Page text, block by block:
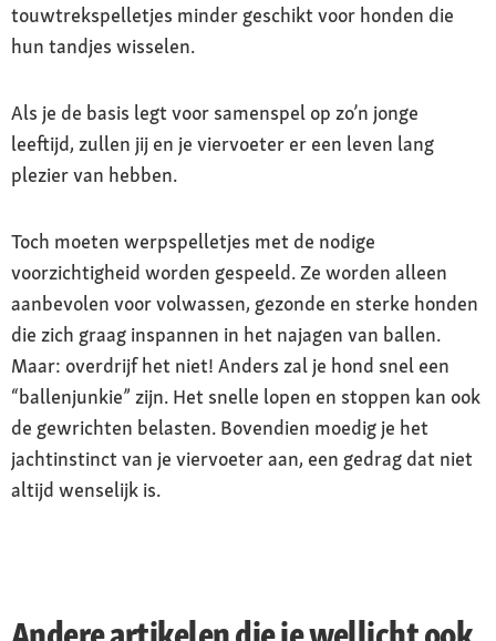
touwtrekspelletjes minder geschikt voor honden die
hun tandjes wisselen.
Als je de basis legt voor samenspel op zo’n jonge
leeftijd, zullen jij en je viervoeter er een leven lang
plezier van hebben.
Toch moeten werpspelletjes met de nodige
voorzichtigheid worden gespeeld. Ze worden alleen
aanbevolen voor volwassen, gezonde en sterke honden
die zich graag inspannen in het najagen van ballen.
Maar: overdrijf het niet! Anders zal je hond snel een
“ballenjunkie” zijn. Het snelle lopen en stoppen kan ook
de gewrichten belasten. Bovendien moedig je het
jachtinstinct van je viervoeter aan, een gedrag dat niet
altijd wenselijk is.